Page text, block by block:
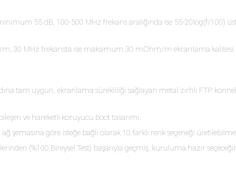
55 dB, 100-500 MHz frekans aralığında ise 55-20log(f/100)
30 MHz frekansta ise maksimum 30 mOhm/m ekranlama kalitesi.
tam uygun, ekranlama sürekliliği sağlayan metal zırhlı FTP
ve hareketli koruyucu boot tasarımı.
şemasına göre isteğe bağlı olarak 10 farklı renk seçeneği
(%100 Bireysel Test) başarıyla geçmiş, kuruluma hazır